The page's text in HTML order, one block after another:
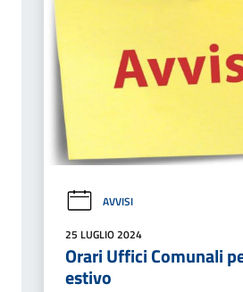
AVVISI
25 LUGLIO 2024
Orari Uffici Comunali
estivo